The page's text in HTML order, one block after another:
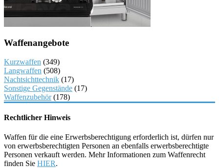
Waffenangebote
Kurzwaffen (349)
Langwaffen (508)
Nachtsichttechnik (17)
Sonstige Gegenstände (17)
Waffenzubehör(178)
Rechtlicher Hinweis
Waffen für die eine Erwerbsberechtigung erforderlich ist, dürfen nur
von erwerbsberechtigten Personen an ebenfalls erwerbsberechtigte
Personen verkauft werden. Mehr Informationen zum Waffenrecht
finden Sie HIER.